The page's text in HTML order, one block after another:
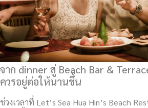
จาก dinner สู่ Beach Bar &
ควรอยู่ต่อให้นานขึ้น
ช่วงเวลาที่ Let’s Sea Hua Hin’s Beach